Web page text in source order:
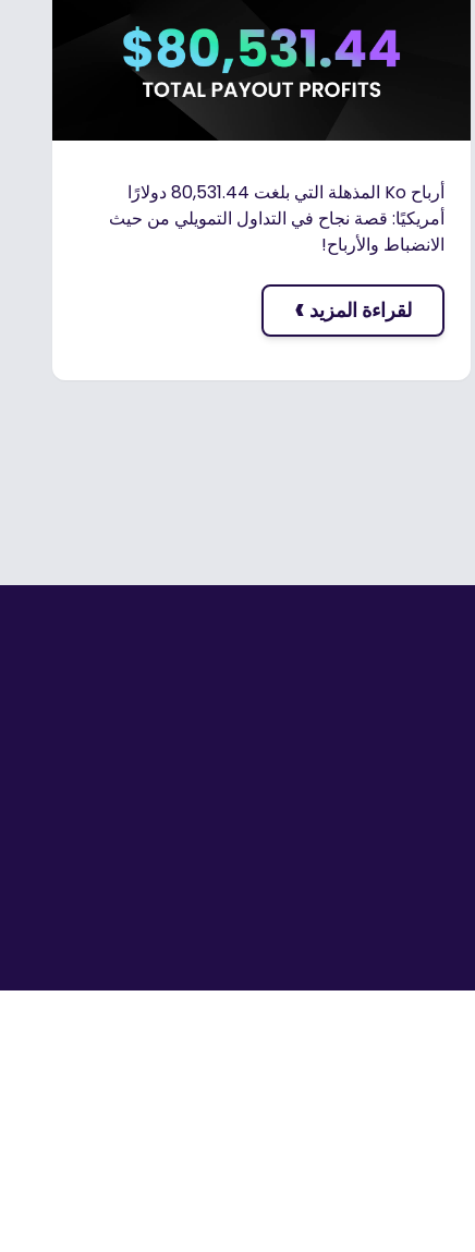
أرباح Ko المذهلة التي بلغت 80,531.44 دولارًا
أمريكيًا: قصة نجاح في التداول التمويلي من حيث
الانضباط والأرباح!
لقراءة المزيد ›